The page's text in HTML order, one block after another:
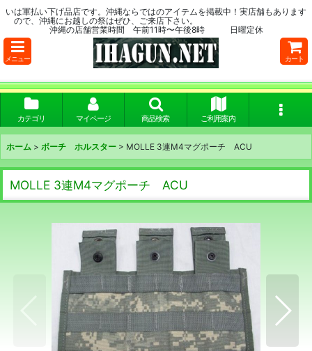
いは軍払い下げ品店です。沖縄ならではのアイテムを掲載中！実店舗もあります
ので、沖縄にお越しの祭はぜひ、ご来店下さい。
沖縄の店舗営業時間 午前11時〜午後8時 日曜定休
メニュー カート
カテゴリ マイページ 商品検索 ご利用案内
ホーム > ボーチ ホルスター > MOLLE 3連M4マグポーチ ACU
MOLLE 3連M4マグポーチ ACU